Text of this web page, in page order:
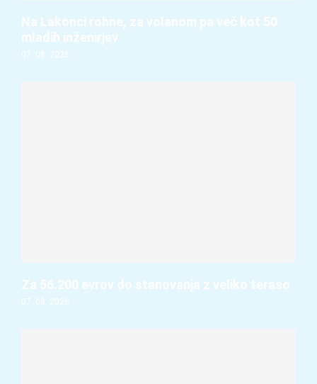
Na Lakonci rohne, za volanom pa več kot 50
mladih inženirjev
07. 08. 2026
Za 56.200 evrov do stanovanja z veliko teraso
07. 08. 2026